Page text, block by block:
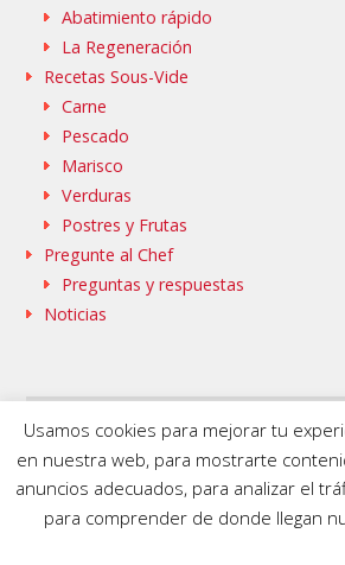
Abatimiento rápido
La Regeneración
Recetas Sous-Vide
Carne
Pescado
Marisco
Verduras
Postres y Frutas
Pregunte al Chef
Preguntas y respuestas
Noticias
SAMMIC WEB
FLEISCHMANN’S COOKING
© 2020 SmartVide by Sammic. All
Usamos cookies para mejorar tu
en nuestra web, para mostrarte
anuncios adecuados, para analizar el
para comprender de donde llegan